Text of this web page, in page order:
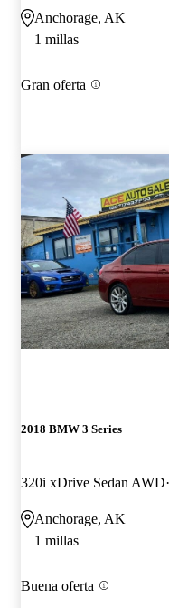
Anchorage, AK
1 millas
Gran oferta
2018 BMW 3 Series
320i xDrive Sedan AWD
Anchorage, AK
1 millas
Buena oferta